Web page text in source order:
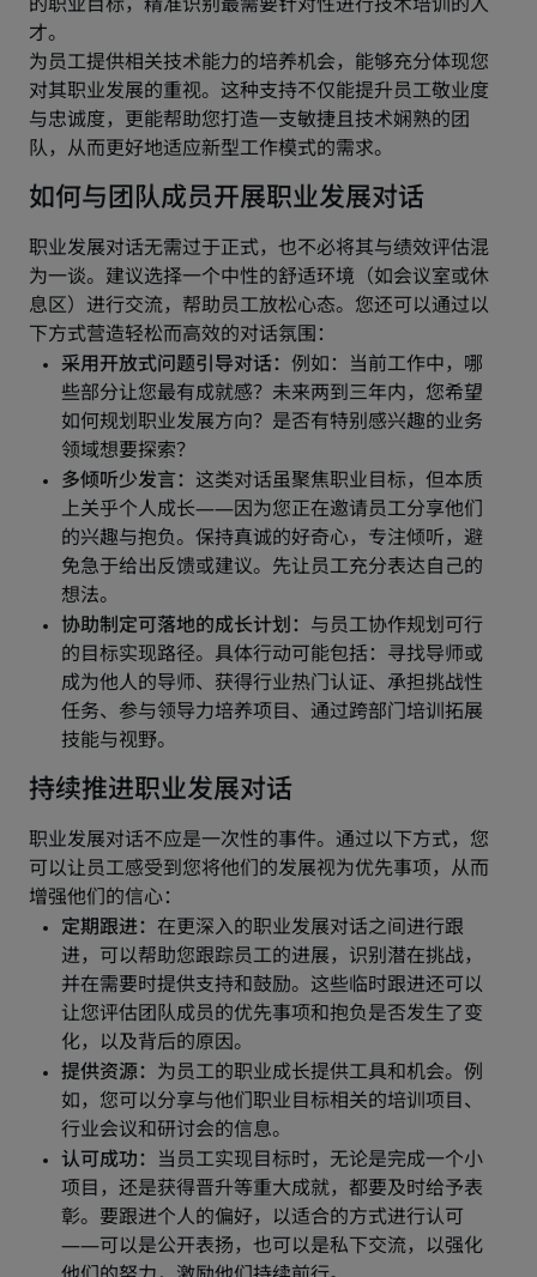
的职业目标，精准识别最需要针对性进行技术培训的人
才。
为员工提供相关技术能力的培养机会，能够充分体现您
对其职业发展的重视。这种支持不仅能提升员工敬业度
与忠诚度，更能帮助您打造一支敏捷且技术娴熟的团
队，从而更好地适应新型工作模式的需求。
如何与团队成员开展职业发展对话
职业发展对话无需过于正式，也不必将其与绩效评估混
为一谈。建议选择一个中性的舒适环境（如会议室或休
息区）进行交流，帮助员工放松心态。您还可以通过以
下方式营造轻松而高效的对话氛围：
持续推进职业发展对话
职业发展对话不应是一次性的事件。通过以下方式，您
可以让员工感受到您将他们的发展视为优先事项，从而
增强他们的信心：